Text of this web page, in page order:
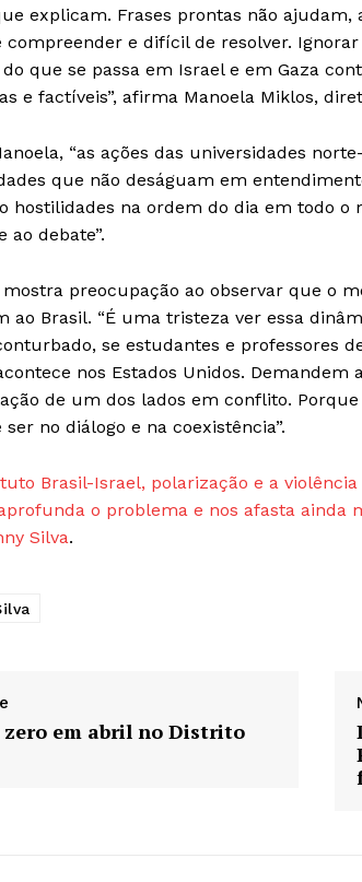
explicam. Frases prontas não
e difícil de resolver.
que se passa em Israel e em Gaza
e factíveis”, afirma Manoela Miklos,
“as ações das universidades
que não deságuam em
hostilidades na ordem do dia em todo
ao debate”.
preocupação ao observar que o
ao Brasil. “É uma tristeza ver essa
se estudantes e professores
nos Estados Unidos.
de um dos lados em conflito.
no diálogo e na coexistência”.
Brasil-Israel, polarização e a
o problema e nos afasta ainda
Silva.
em abril no Distrito